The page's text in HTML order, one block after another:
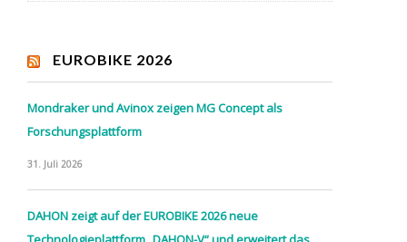
EUROBIKE 2026
Mondraker und Avinox zeigen MG Concept als
Forschungsplattform
31. Juli 2026
DAHON zeigt auf der EUROBIKE 2026 neue